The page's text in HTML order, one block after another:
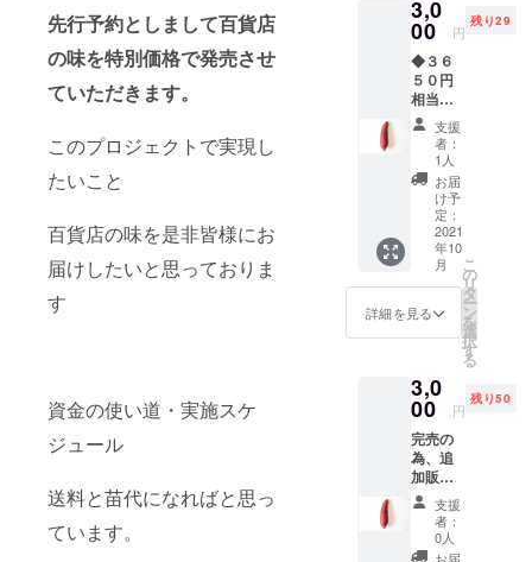
先行予約としまして百貨店
の味を特別価格で発売させ
ていただきます。
このプロジェクトで実現し
たいこと
百貨店の味を是非皆様にお
届けしたいと思っておりま
す
資金の使い道・実施スケ
ジュール
送料と苗代になればと思っ
ています。
す。 ※
送料込
み ※沖
縄、離
島は別
途費用
が掛か
りま
す。
3,0
00 円
残り29
◆３６
５０円
相当◆
お試し
感謝の
お手紙
とさつ
まいも
（紅は
るか）
を２キ
ロ送付
させて
いただ
きま
す。 ※
み ※沖
縄、離
島は別
途費用
が掛か
りま
す。
支援
者：
1人
お届
け予
定：
2021
年10
月
詳細を見る
こ
の
リ
タ
ー
ン
を
選
択
す
る
3,0
00 円
残り50
完売の
為、追
加販
売！！
お試し
セット
感謝の
支援
者：
0人